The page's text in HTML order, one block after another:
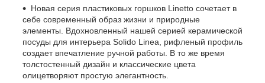
Новая серия пластиковых горшков Linetto сочетает в
себе современный образ жизни и природные
элементы. Вдохновленный нашей серией керамической
посуды для интерьера Solido Linea, рифленый профиль
создает впечатление ручной работы. В то же время
толстостенный дизайн и классические цвета
олицетворяют простую элегантность.